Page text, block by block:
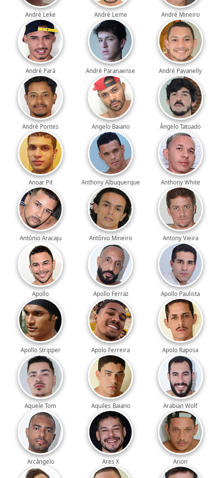
André Leke André Leme André Mineiro
André Pará André Paranaense André Pavanelly
André Pontes Angelo Baiano Ângelo Tatuado
Anoar Pit Anthony Albuquerque Anthony White
Antônio Aracaju Antônio Mineiro Antony Vieira
Apollo Apollo Ferraz Apollo Paulista
Apollo Stripper Apolo Ferreira Apolo Raposa
Aquele Tom Aquiles Baiano Arabian Wolf
Arcângelo Ares X Arion